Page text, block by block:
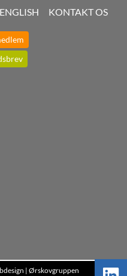
KONTAKT OS
| Ørskovgruppen